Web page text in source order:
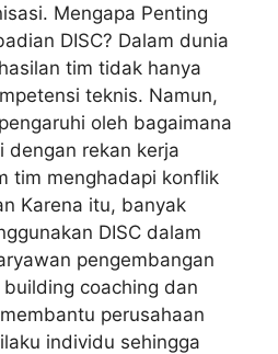
Mengapa Penting
DISC? Dalam dunia
tim tidak hanya
teknis. Namun,
oleh bagaimana
dengan rekan kerja
tim menghadapi konflik
Karena itu, banyak
DISC dalam
pengembangan
coaching dan
perusahaan
individu sehingga